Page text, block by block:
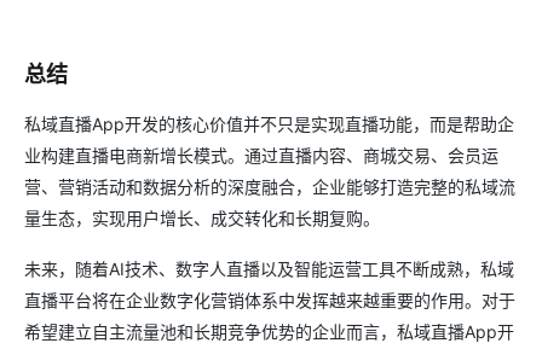
总结
私域直播App开发的核心价值并不只是实现直播功能，而是帮助企
业构建直播电商新增长模式。通过直播内容、商城交易、会员运
营、营销活动和数据分析的深度融合，企业能够打造完整的私域流
量生态，实现用户增长、成交转化和长期复购。
未来，随着AI技术、数字人直播以及智能运营工具不断成熟，私域
直播平台将在企业数字化营销体系中发挥越来越重要的作用。对于
希望建立自主流量池和长期竞争优势的企业而言，私域直播App开